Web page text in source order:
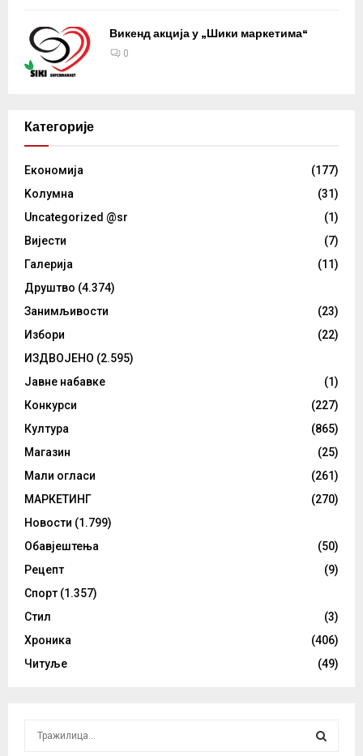
Викенд акција у „Шики маркетима“
0
Категорије
Eкономија
(177)
Kолумнa
(31)
Uncategorized @sr
(1)
Вијести
(7)
Галерија
(11)
Друштво (4.374)
Занимљивости
(23)
Избори
(22)
ИЗДВОЈЕНО (2.595)
Јавне набавке
(1)
Конкурси
(227)
Култура
(865)
Магазин
(25)
Мали огласи
(261)
МАРКЕТИНГ
(270)
Новости (1.799)
Обавјештења
(50)
Рецепт
(9)
Спорт (1.357)
Стил
(3)
Хроника
(406)
Читуље
(49)